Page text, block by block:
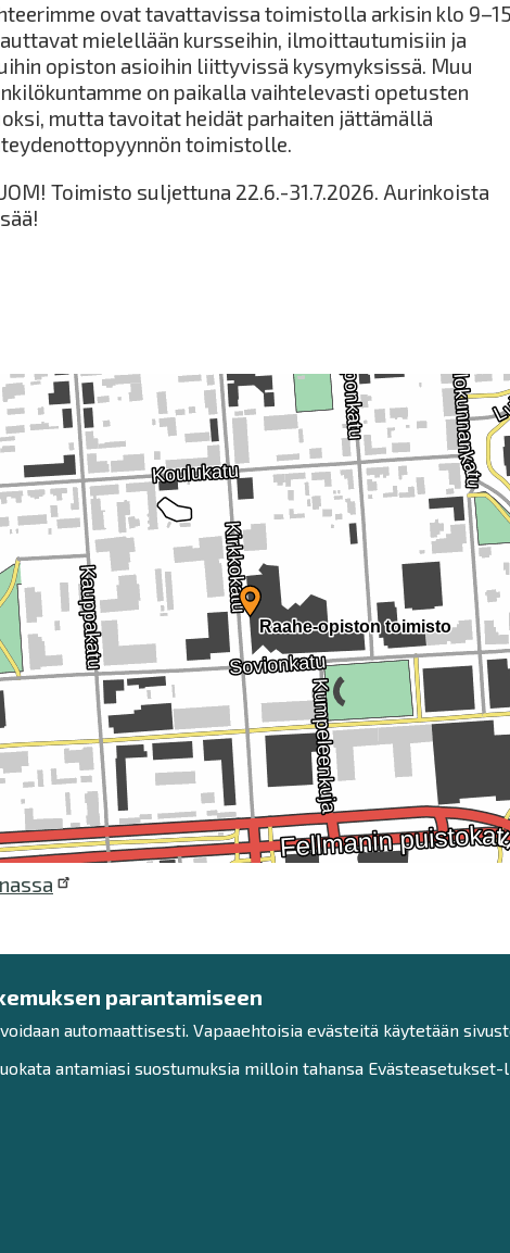
parantamiseen
automaattisesti. Vapaaehtoisia evästeitä käytetään
antamiasi suostumuksia milloin tahansa Evästeasetukset-
ovat tavattavissa toimistolla arkisin klo
mielellään kursseihin, ilmoittautumisiin ja
opiston asioihin liittyvissä kysymyksissä. Muu
on paikalla vaihtelevasti opetusten
mutta tavoitat heidät parhaiten jättämällä
toimistolle.
Toimisto suljettuna 22.6.-31.7.2026. Aurinkoista